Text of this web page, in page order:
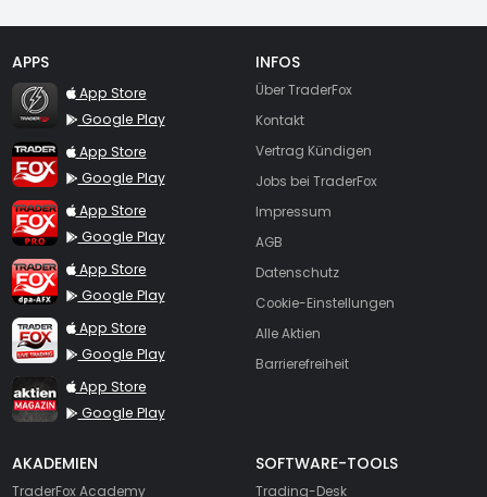
APPS
TraderFox Flash
App Store
Google Play
TraderFox App
App Store
Google Play
TraderFox Pro
App Store
Google Play
TraderFox dpa-AFX ProFeed
App Store
Google Play
TraderFox Live Trading
App Store
Google Play
TraderFox aktien Magazin
App Store
Google Play
INFOS
Über TraderFox
Kontakt
Vertrag Kündigen
Jobs bei TraderFox
Impressum
AGB
Datenschutz
Cookie-Einstellungen
Alle Aktien
Barrierefreiheit
AKADEMIEN
TraderFox Academy
SOFTWARE-TOOLS
Trading-Desk